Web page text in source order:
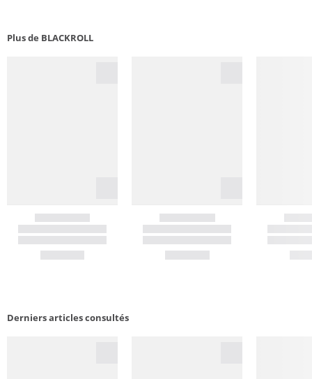
Plus de BLACKROLL
Derniers articles consultés